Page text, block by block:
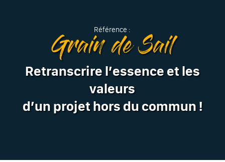
Référence :
Grain de Sail
Retranscrire l’essence et les
valeurs
d’un projet hors du commun !